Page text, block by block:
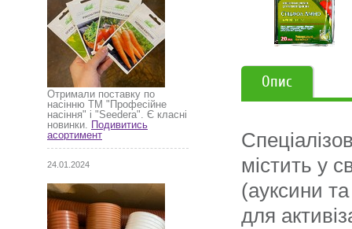
Отримали поставку по
насінню ТМ "Професійне
насіння" і "Seedera". Є класні
новинки. Подивитись
асортимент
24.01.2024
Опис
містить у
(ауксини
для